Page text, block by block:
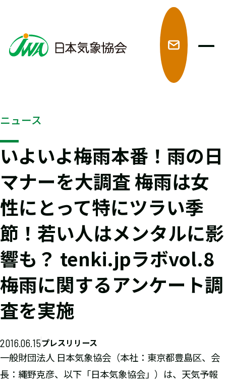
ニュース
いよいよ梅雨本番！雨の日
マナーを大調査 梅雨は女
性にとって特にツラい季
節！若い人はメンタルに影
響も？ tenki.jpラボvol.8
梅雨に関するアンケート調
査を実施
2016.06.15プレスリリース
一般財団法人 日本気象協会（本社：東京都豊島区、会
長：繩野克彦、以下「日本気象協会」）は、天気予報